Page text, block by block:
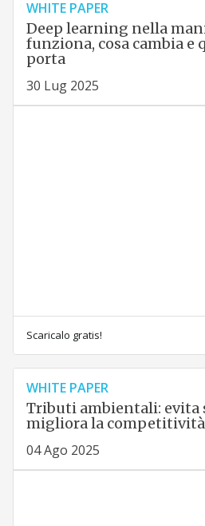
WHITE PAPER
Deep learning nella
funziona, cosa cambia e
porta
30 Lug 2025
Scaricalo gratis!
WHITE PAPER
Tributi ambientali: evita
migliora la competitività
04 Ago 2025